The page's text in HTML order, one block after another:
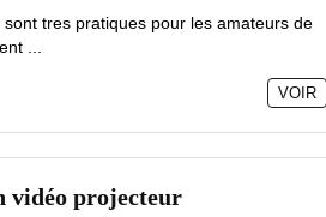
tres pratiques pour les amateurs de
...
VOIR
vidéo projecteur